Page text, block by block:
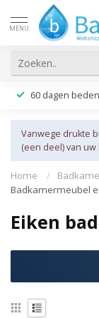
MENU
60 dagen
Vanwege drukte
(een deel) van
Home /
Badkamermeubel
Eiken